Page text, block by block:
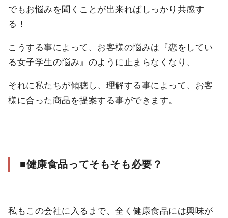
でもお悩みを聞くことが出来ればしっかり共感す
る！
こうする事によって、お客様の悩みは『恋をしてい
る女子学生の悩み』のように止まらなくなり、
それに私たちが傾聴し、理解する事によって、お客
様に合った商品を提案する事ができます。
■健康食品ってそもそも必要？
私もこの会社に入るまで、全く健康食品には興味が